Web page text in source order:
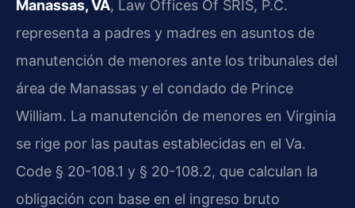
Manassas, VA, Law Offices Of SRIS, P.C.
representa a padres y madres en asuntos de
manutención de menores ante los tribunales del
área de Manassas y el condado de Prince
William. La manutención de menores en Virginia
se rige por las pautas establecidas en el Va.
Code § 20-108.1 y § 20-108.2, que calculan la
obligación con base en el ingreso bruto